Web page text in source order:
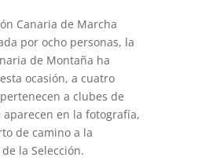
Canaria de Marcha
por ocho personas, la
de Montaña ha
ocasión, a cuatro
a clubes de
en la fotografía,
de camino a la
la Selección.